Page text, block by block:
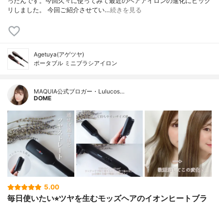
リしました。 今回ご紹介させてい…続きを見る
Agetuya(アゲツヤ)
ポータブル ミニブラシアイロン
MAQUIA公式ブロガー・Lulucos…
DOME
5.00
毎日使いたい⭐︎ツヤを生むモッズヘアのイオンヒートブラ